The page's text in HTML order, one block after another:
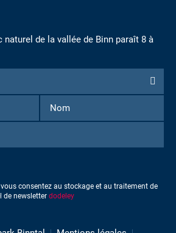
naturel de la vallée de Binn paraît 8 à
Prénom
Nom
consentez au stockage et au traitement de
de newsletter dodeley